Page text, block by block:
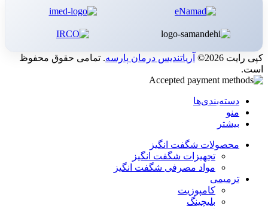
کپی رایت 2026© آریاتندیس درمان پارسه. تمامی حقوق محفوظ
است.
دسته‌بندی‌ها
منو
بیشتر
محصولات شگفت انگیز
تجهیزات شگفت انگیز
مواد مصرفی شگفت انگیز
ترمیمی
کامپوزیت
بلیچینگ